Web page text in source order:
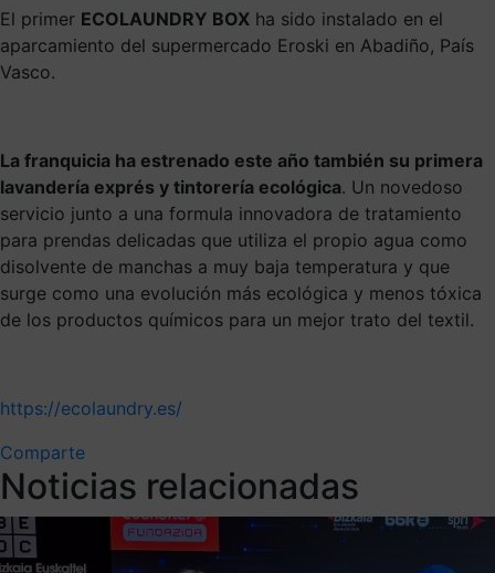
El primer ECOLAUNDRY BOX ha sido instalado en el
aparcamiento del supermercado Eroski en Abadiño, País
Vasco.
La franquicia ha estrenado este año también su primera
lavandería exprés y tintorería ecológica. Un novedoso
servicio junto a una formula innovadora de tratamiento
para prendas delicadas que utiliza el propio agua como
disolvente de manchas a muy baja temperatura y que
surge como una evolución más ecológica y menos tóxica
de los productos químicos para un mejor trato del textil.
https://ecolaundry.es/
Comparte
Noticias relacionadas